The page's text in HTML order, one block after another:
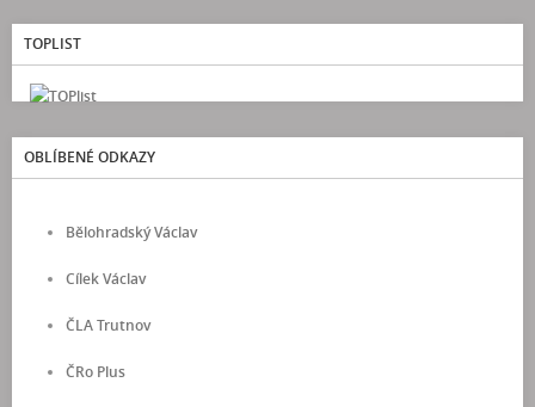
TOPLIST
OBLÍBENÉ ODKAZY
Bělohradský Václav
Cílek Václav
ČLA Trutnov
ČRo Plus